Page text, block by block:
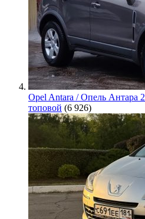
Opel Antara / Опель Антара
топовой (6 926)